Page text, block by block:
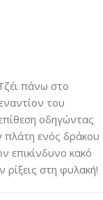
πάνω στο
του
οδηγώντας
πλάτη ενός δράκου
επικίνδυνο κακό
ρίξεις στη φυλακή!